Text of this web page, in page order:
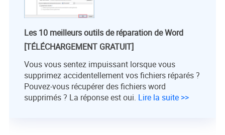
Les 10 meilleurs outils de réparation de Word
[TÉLÉCHARGEMENT GRATUIT]
Vous vous sentez impuissant lorsque vous
supprimez accidentellement vos fichiers réparés ?
Pouvez-vous récupérer des fichiers word
supprimés ? La réponse est oui. Lire la suite >>